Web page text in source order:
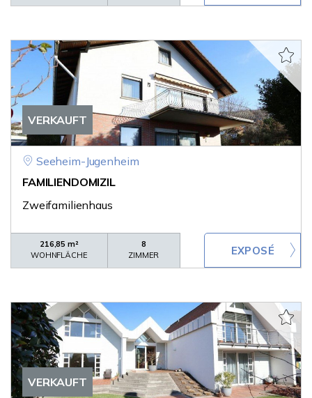
VERKAUFT
Seeheim-Jugenheim
FAMILIENDOMIZIL
Zweifamilienhaus
216,85 m²
WOHNFLÄCHE
8
ZIMMER
VERKAUFT